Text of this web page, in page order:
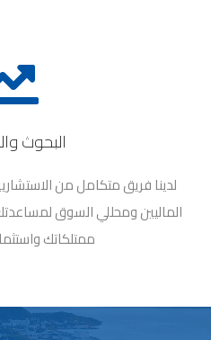
البحوث
لدينا فريق متكامل من
الماليين ومحللي السوق
ممتلكاتك